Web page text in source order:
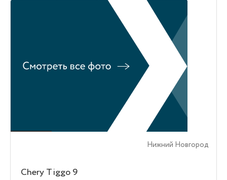
Нижний Новгород
Chery Tiggo 9